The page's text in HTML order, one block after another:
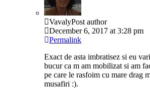
VavalyPost author
December 6, 2017 at 3:28 pm
Permalink
Exact de asta imbratisez si eu
bucur ca m am mobilizat si am
pe care le rasfoim cu mare drag
musafiri :).